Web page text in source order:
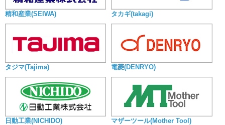
精和産業(SEIWA) タカギ(takagi)
タジマ(Tajima) 電菱(DENRYO)
日動工業(NICHIDO) マザーツール(Mother Tool)